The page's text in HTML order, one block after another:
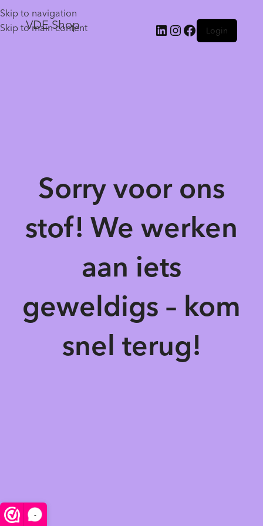
-
Skip to navigation
Skip to main content
VDE Shop Login
Sorry voor ons
stof! We werken
aan iets
geweldigs – kom
snel terug!